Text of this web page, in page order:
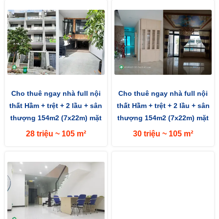
Cho thuê ngay nhà full nội
thất Hầm + trệt + 2 lầu + sân
thượng 154m2 (7x22m) mặt
tiền đường 13m hướng...
28 triệu ~ 105 m²
Cho thuê ngay nhà full nội
thất Hầm + trệt + 2 lầu + sân
thượng 154m2 (7x22m) mặt
tiền đường 13m hướng...
30 triệu ~ 105 m²